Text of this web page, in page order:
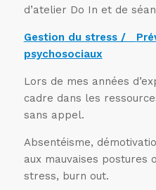
d’atelier Do In et de
Gestion du stress /
psychosociaux
Lors de mes années
cadre dans les
sans appel.
Absentéisme,
aux mauvaises postures
stress, burn out.